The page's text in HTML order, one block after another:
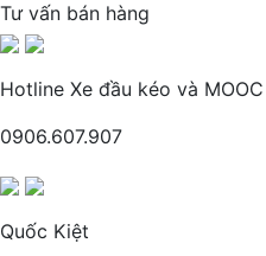
Tư vấn bán hàng
Hotline Xe đầu kéo và MOOC
0906.607.907
Quốc Kiệt